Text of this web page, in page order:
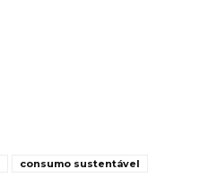
consumo sustentável